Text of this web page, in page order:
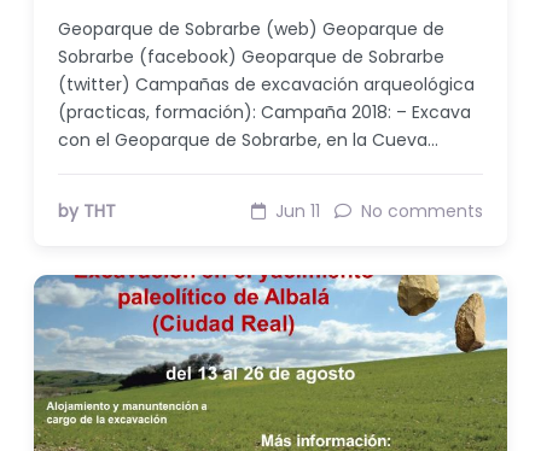
Geoparque de Sobrarbe (web) Geoparque de
Sobrarbe (facebook) Geoparque de Sobrarbe
(twitter) Campañas de excavación arqueológica
(practicas, formación): Campaña 2018: – Excava
con el Geoparque de Sobrarbe, en la Cueva…
by THT Jun 11 No comments